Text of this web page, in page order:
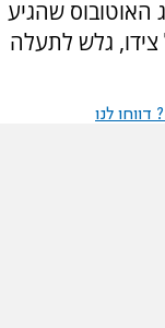
האוטובוס שהגיע
גלש לתעלה
לנו